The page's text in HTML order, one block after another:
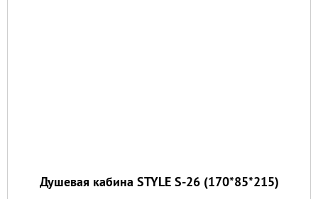
Душевая кабина STYLE S-26 (170*85*215)